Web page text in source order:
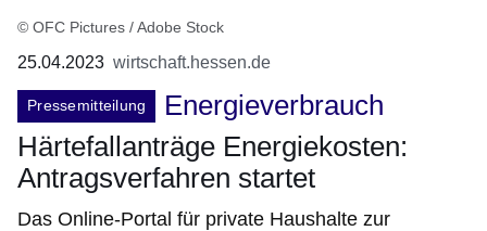
© OFC Pictures / Adobe Stock
25.04.2023 wirtschaft.hessen.de
Pressemitteilung
Energieverbrauch
Härtefallanträge Energiekosten:
Antragsverfahren startet
Das Online-Portal für private Haushalte zur